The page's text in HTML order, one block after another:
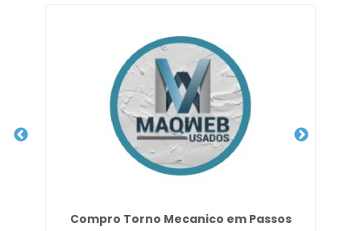
Compro Torno Mecanico em Passos